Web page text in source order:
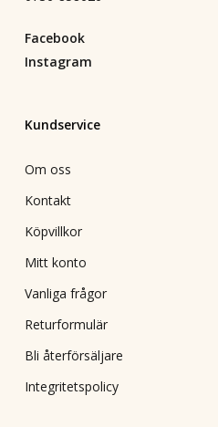
Facebook
Instagram
Kundservice
Om oss
Kontakt
Köpvillkor
Mitt konto
Vanliga frågor
Returformulär
Bli återförsäljare
Integritetspolicy